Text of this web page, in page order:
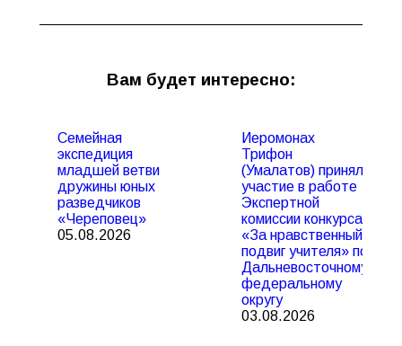
Вам будет интересно:
Семейная
экспедиция
младшей ветви
дружины юных
разведчиков
«Череповец»
05.08.2026
Иеромонах
Трифон
(Умалатов) принял
участие в работе
Экспертной
комиссии конкурса
«За нравственный
подвиг учителя» по
Дальневосточному
федеральному
округу
03.08.2026